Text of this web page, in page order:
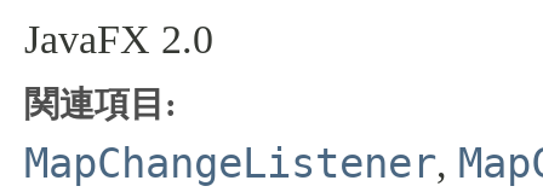
JavaFX 2.0
関連項目:
MapChangeListener,